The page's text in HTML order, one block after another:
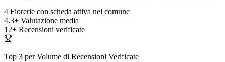
4 Fiorerie con scheda attiva nel comune
4.3+ Valutazione media
12+ Recensioni verificate
Top 3 per Volume di Recensioni Verificate